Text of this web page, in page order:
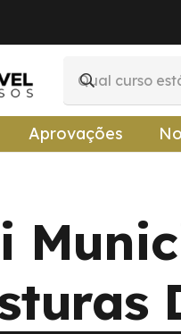
Aprovações